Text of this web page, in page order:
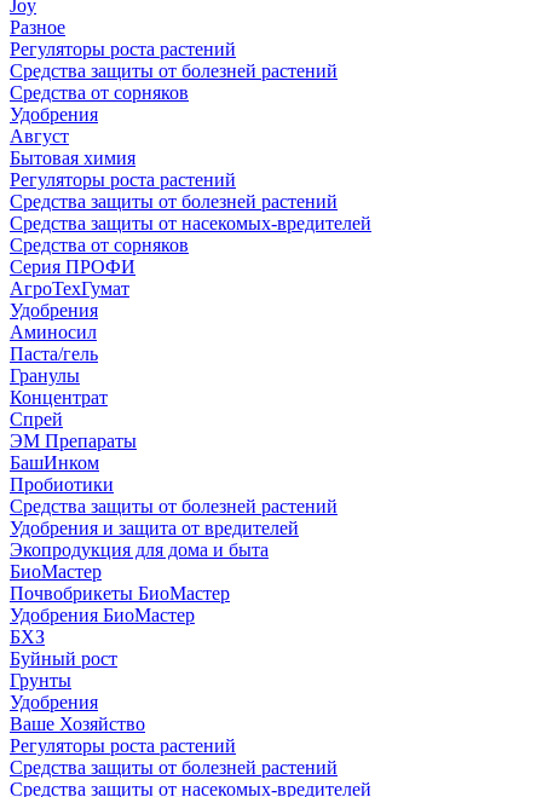
Joy
Разное
Регуляторы роста растений
Средства защиты от болезней растений
Средства от сорняков
Удобрения
Август
Бытовая химия
Регуляторы роста растений
Средства защиты от болезней растений
Средства защиты от насекомых-вредителей
Средства от сорняков
Серия ПРОФИ
АгроТехГумат
Удобрения
Аминосил
Паста/гель
Гранулы
Концентрат
Спрей
ЭМ Препараты
БашИнком
Пробиотики
Средства защиты от болезней растений
Удобрения и защита от вредителей
Экопродукция для дома и быта
БиоМастер
Почвобрикеты БиоМастер
Удобрения БиоМастер
БХЗ
Буйный рост
Грунты
Удобрения
Ваше Хозяйство
Регуляторы роста растений
Средства защиты от болезней растений
Средства защиты от насекомых-вредителей